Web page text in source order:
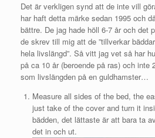
Det är verkligen synd att de inte vill
har haft detta märke sedan 1995 och
bättre. De jag hade höll 6-7 år och det
de skrev till mig att de ”tillverkar
hela livslängd”. Så vitt jag vet så har
på ca 10 år (beroende på ras) och inte
som livslängden på en guldhamster…
Measure all sides of the bed, the
just take of the cover and turn it
bädden, det lättaste är att bara ta
det in och ut.